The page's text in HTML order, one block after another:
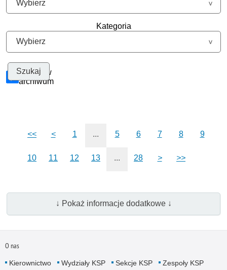
Kategoria
Szukaj w
archiwum
<< < 1 ... 5 6 7 8 9
10 11 12 13 ... 28 > >>
↓ Pokaż informacje dodatkowe ↓
O nas
Kierownictwo Wydziały KSP Sekcje KSP
Zespoły KSP